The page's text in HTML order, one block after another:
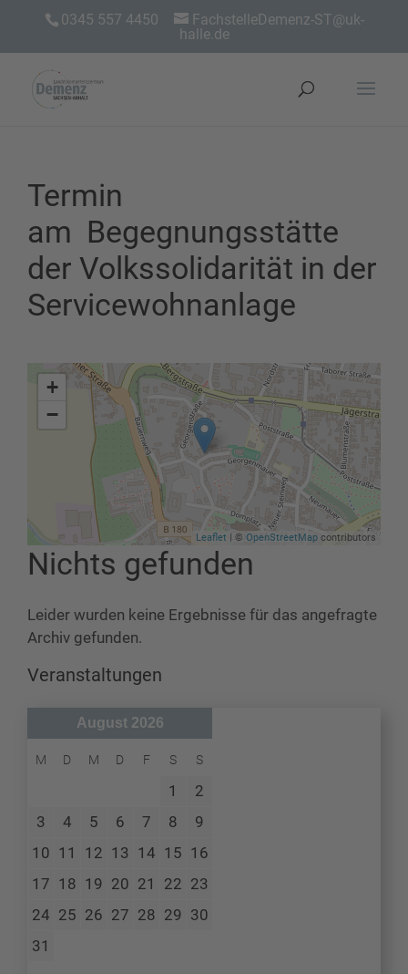
0345 557 4450
FachstelleDemenz-ST@uk-
halle.de
Termin
am Begegnungsstätte
der Volkssolidarität in der
Servicewohnanlage
+
−
Leaflet | © OpenStreetMap contributors
Nichts gefunden
Leider wurden keine Ergebnisse für das angefragte
Archiv gefunden.
Veranstaltungen
August 2026
M D M D F S S
1
2
3
4 5 6 7 8
9
10 11 12 13 14 15 16
17 18 19 20 21 22 23
24 25 26 27 28 29 30
31